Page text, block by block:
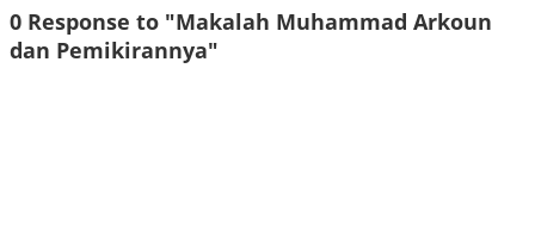
0 Response to "Makalah Muhammad Arkoun
dan Pemikirannya"